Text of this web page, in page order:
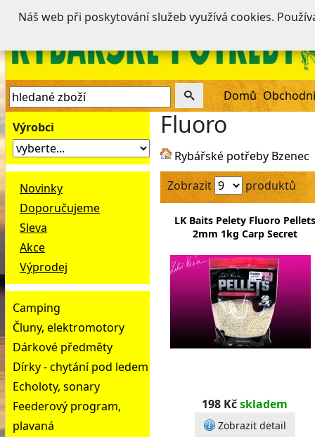
Domů
Výrobci
Novinky
Doporučujeme
Sleva
Akce
Výprodej
Camping
Čluny, elektromotory
Dárkové předměty
Dírky - chytání pod ledem
Echoloty, sonary
Feederový program,
plavaná
Fluoro
Rybářské potřeby Bzenec
Zobrazit
produktů
LK Baits Pelety Fluoro Pellets
2mm 1kg Carp Secret
198 Kčskladem
Zobrazit detail
Náš web při poskytování služeb využívá cookies.